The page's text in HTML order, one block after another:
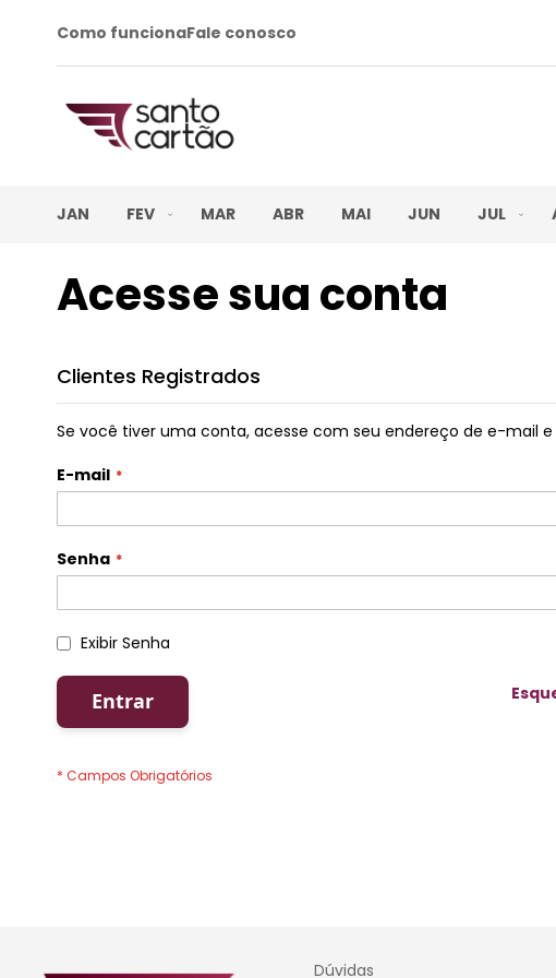
Como funcionaFale conosco
JAN FEV MAR ABR MAI JUN JUL
Acesse sua conta
Clientes Registrados
Se você tiver uma conta, acesse com seu endereço de e-mail e
E-mail
Senha
Exibir Senha
Entrar
Dúvidas